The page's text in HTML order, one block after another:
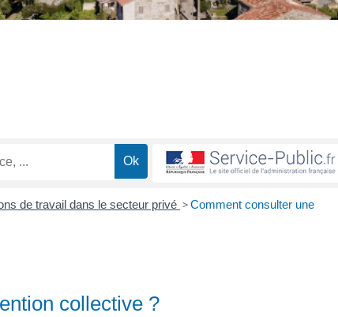
de travail dans le secteur privé >Comment consulter une
collective ?